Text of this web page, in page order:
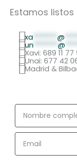
Estamos
xa @
un ******* @
Xavi: 689 11 77
Unai: 677 42
Madrid &
Nombre
completo
Email